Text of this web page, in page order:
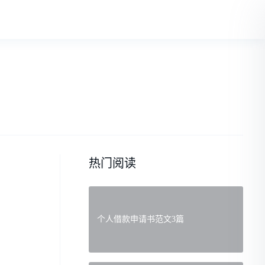
热门阅读
个人借款申请书范文3篇